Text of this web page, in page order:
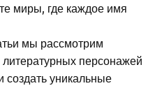
миры, где каждое имя
мы рассмотрим
персонажей
создать уникальные